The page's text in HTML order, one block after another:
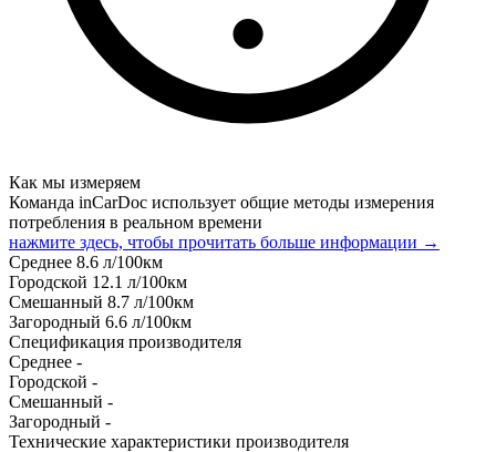
Как мы измеряем
Команда inCarDoc использует общие методы измерения
потребления в реальном времени
нажмите здесь, чтобы прочитать больше информации →
Среднее 8.6 л/100км
Городской 12.1 л/100км
Смешанный 8.7 л/100км
Загородный 6.6 л/100км
Спецификация производителя
Среднее -
Городской -
Смешанный -
Загородный -
Технические характеристики производителя